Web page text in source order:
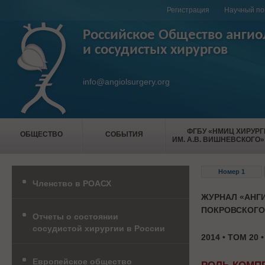
Регистрация Научный
Российское Общество
и сосудистых хирургов
info@angiolsurgery.org
ОБЩЕСТВО СОБЫТИЯ
ФГБУ «НМИЦ
ИМ. А.В.
Номер 1
ЖУРНАЛ
2014 • ТОМ 20
Членство в РОАСХ
Отчеты о состоянии
сосудистой хирургии в России
Европейское общество